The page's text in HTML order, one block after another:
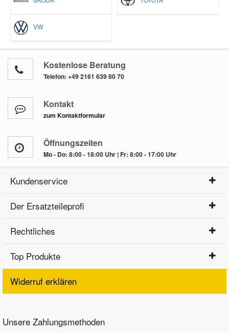
VW
Kostenlose Beratung
Telefon: +49 2161 639 80 70
Kontakt
zum Kontaktformular
Öffnungszeiten
Mo - Do: 8:00 - 18:00 Uhr | Fr: 8:00 - 17:00 Uhr
Kundenservice
Der Ersatzteileprofi
Rechtliches
Top Produkte
Widerruf erklären
Unsere Zahlungsmethoden